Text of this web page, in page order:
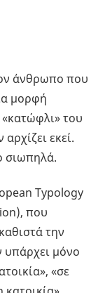
άνθρωπο που
μορφή
του
εκεί.
σιωπηλά.
Typology
που
την
υπάρχει μόνο
«σε